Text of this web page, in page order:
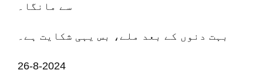
سے مانگا۔
بہت دنوں کے بعد ملے، بس یہی شکایت ہے۔
26-8-2024